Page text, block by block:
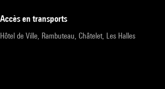
accès en transports
Hôtel de Ville, Rambuteau, Châtelet, Les Halles